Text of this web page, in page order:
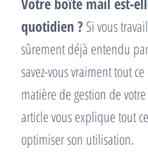
quotidien ? Si vous
sûrement déjà entendu
savez-vous vraiment tout
matière de gestion de
article vous explique tout
optimiser son utilisation.